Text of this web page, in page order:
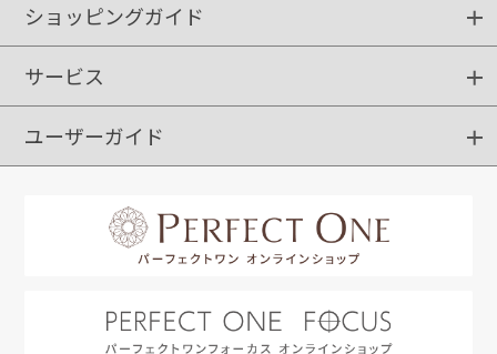
ショッピングガイド
ショッピングガイド
ご注文方法
送料・配送
クーポンご利用方法
サービス
定期購入
ポイントサービス
お知らせメール
ユーザーガイド